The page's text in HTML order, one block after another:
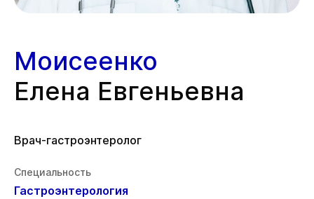
Моисеенко
Елена Евгеньевна
Врач-гастроэнтеролог
Специальность
Гастроэнтерология